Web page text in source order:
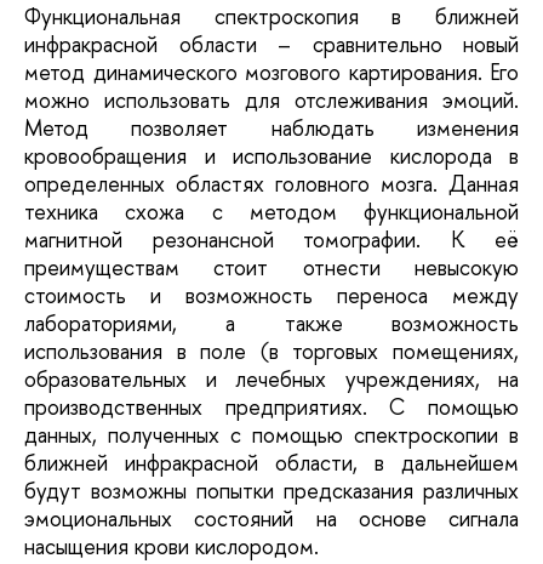
Функциональная спектроскопия в ближней
инфракрасной области – сравнительно новый
метод динамического мозгового картирования. Его
можно использовать для отслеживания эмоций.
Метод позволяет наблюдать изменения
кровообращения и использование кислорода в
определенных областях головного мозга. Данная
техника схожа с методом функциональной
магнитной резонансной томографии. К её
преимуществам стоит отнести невысокую
стоимость и возможность переноса между
лабораториями, а также возможность
использования в поле (в торговых помещениях,
образовательных и лечебных учреждениях, на
производственных предприятиях. С помощью
данных, полученных с помощью спектроскопии в
ближней инфракрасной области, в дальнейшем
будут возможны попытки предсказания различных
эмоциональных состояний на основе сигнала
насыщения крови кислородом.